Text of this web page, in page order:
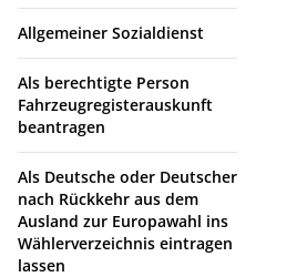
Allgemeiner Sozialdienst
Als berechtigte Person
Fahrzeugregisterauskunft
beantragen
Als Deutsche oder Deutscher
nach Rückkehr aus dem
Ausland zur Europawahl ins
Wählerverzeichnis eintragen
lassen